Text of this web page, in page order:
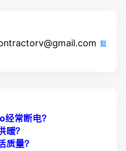
复
常断电？
暖？
质量？